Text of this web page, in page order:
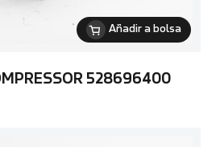
Añadir a bolsa
528696400